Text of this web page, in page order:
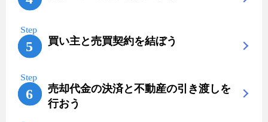
買い主と売買契約を結ぼう
売却代金の決済と不動産の引き渡しを
行おう